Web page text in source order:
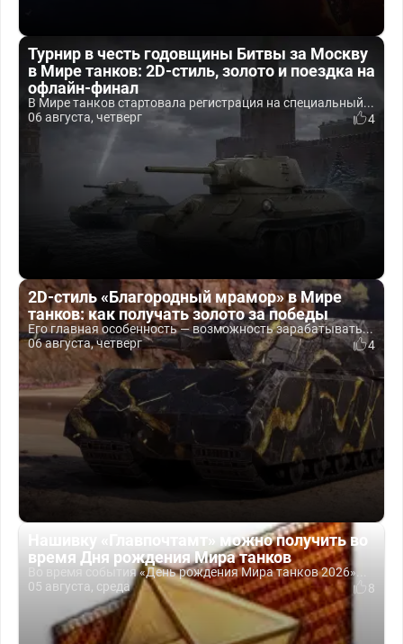
Турнир в честь годовщины Битвы за Москву
в Мире танков: 2D-стиль, золото и поездка на
офлайн-финал
В Мире танков стартовала регистрация на специальный...
06 августа, четверг
4
2D-стиль «Благородный мрамор» в Мире
танков: как получать золото за победы
Его главная особенность — возможность зарабатывать...
06 августа, четверг
4
Нашивку «Главпочтамт» можно получить во
время Дня рождения Мира танков
Во время события «День рождения Мира танков 2026»...
05 августа, среда
8